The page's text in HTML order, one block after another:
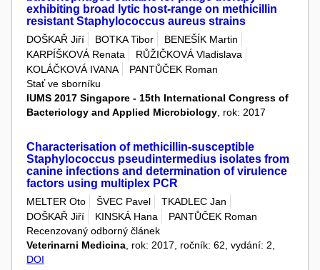
exhibiting broad lytic host-range on methicillin
resistant Staphylococcus aureus strains
DOŠKAŘ Jiří BOTKA Tibor
BENEŠÍK Martin
KARPÍŠKOVÁ Renata
RŮŽIČKOVÁ Vladislava
KOLÁČKOVÁ IVANA
PANTŮČEK Roman
Stať ve sborníku
IUMS 2017 Singapore - 15th International Congress of
Bacteriology and Applied Microbiology, rok: 2017
Characterisation of methicillin-susceptible
Staphylococcus pseudintermedius isolates from
canine infections and determination of virulence
factors using multiplex PCR
MELTER Oto ŠVEC Pavel
TKADLEC Jan
DOŠKAŘ Jiří
KINSKÁ Hana
PANTŮČEK Roman
Recenzovaný odborný článek
Veterinarni Medicina , rok: 2017, ročník: 62, vydání: 2,
DOI